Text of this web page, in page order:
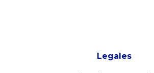
Legales